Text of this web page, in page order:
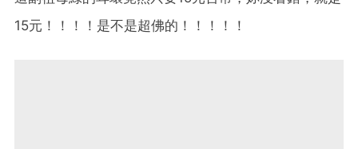
15元！！！！是不是超佛的！！！！！